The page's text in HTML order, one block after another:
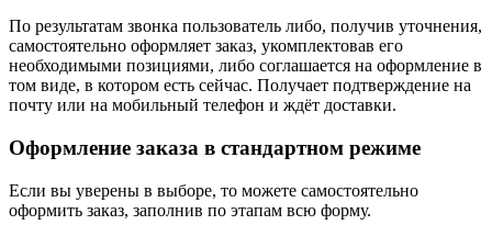
По результатам звонка пользователь либо, получив уточнения,
самостоятельно оформляет заказ, укомплектовав его
необходимыми позициями, либо соглашается на оформление в
том виде, в котором есть сейчас. Получает подтверждение на
почту или на мобильный телефон и ждёт доставки.
Оформление заказа в стандартном режиме
Если вы уверены в выборе, то можете самостоятельно
оформить заказ, заполнив по этапам всю форму.